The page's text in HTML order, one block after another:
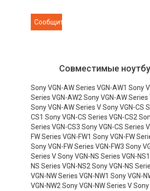
Совместимые
Sony VGN-AW Series VGN-AW1 Sony
Series VGN-AW2 Sony VGN-AW Series
Sony VGN-AW Series V Sony VGN-CS
CS1 Sony VGN-CS Series VGN-CS2
Series VGN-CS3 Sony VGN-CS Series
FW Series VGN-FW1 Sony VGN-FW
Sony VGN-FW Series VGN-FW3 Sony
Series V Sony VGN-NS Series VGN-
NS Series VGN-NS2 Sony VGN-NS
VGN-NW Series VGN-NW1 Sony VGN-
VGN-NW2 Sony VGN-NW Series V Sony